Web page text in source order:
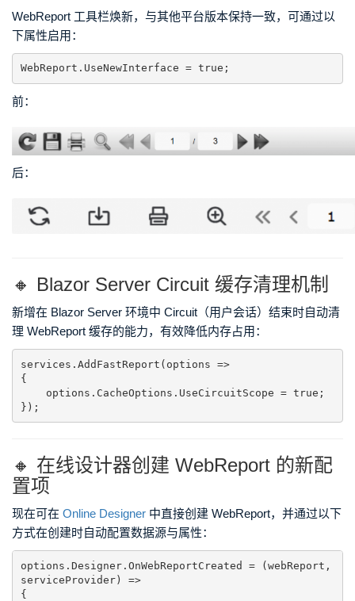
WebReport 工具栏焕新，与其他平台版本保持一致，可通过以
下属性启用：
WebReport.UseNewInterface = true;
前：
后：
🔸 Blazor Server Circuit 缓存清理机制
新增在 Blazor Server 环境中 Circuit（用户会话）结束时自动清
理 WebReport 缓存的能力，有效降低内存占用：
services.AddFastReport(options =>
{
});
🔸 在线设计器创建 WebReport 的新配
置项
现在可在 Online Designer 中直接创建 WebReport，并通过以下
方式在创建时自动配置数据源与属性：
options.Designer.OnWebReportCreated = (webReport,
serviceProvider) =>
{